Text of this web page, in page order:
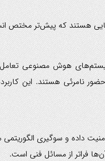
هستند که پیش‌تر مختص
هوش مصنوعی
حضور نامرئی هستند. این
داده و سوگیری
فراتر از مسائل فنی است.